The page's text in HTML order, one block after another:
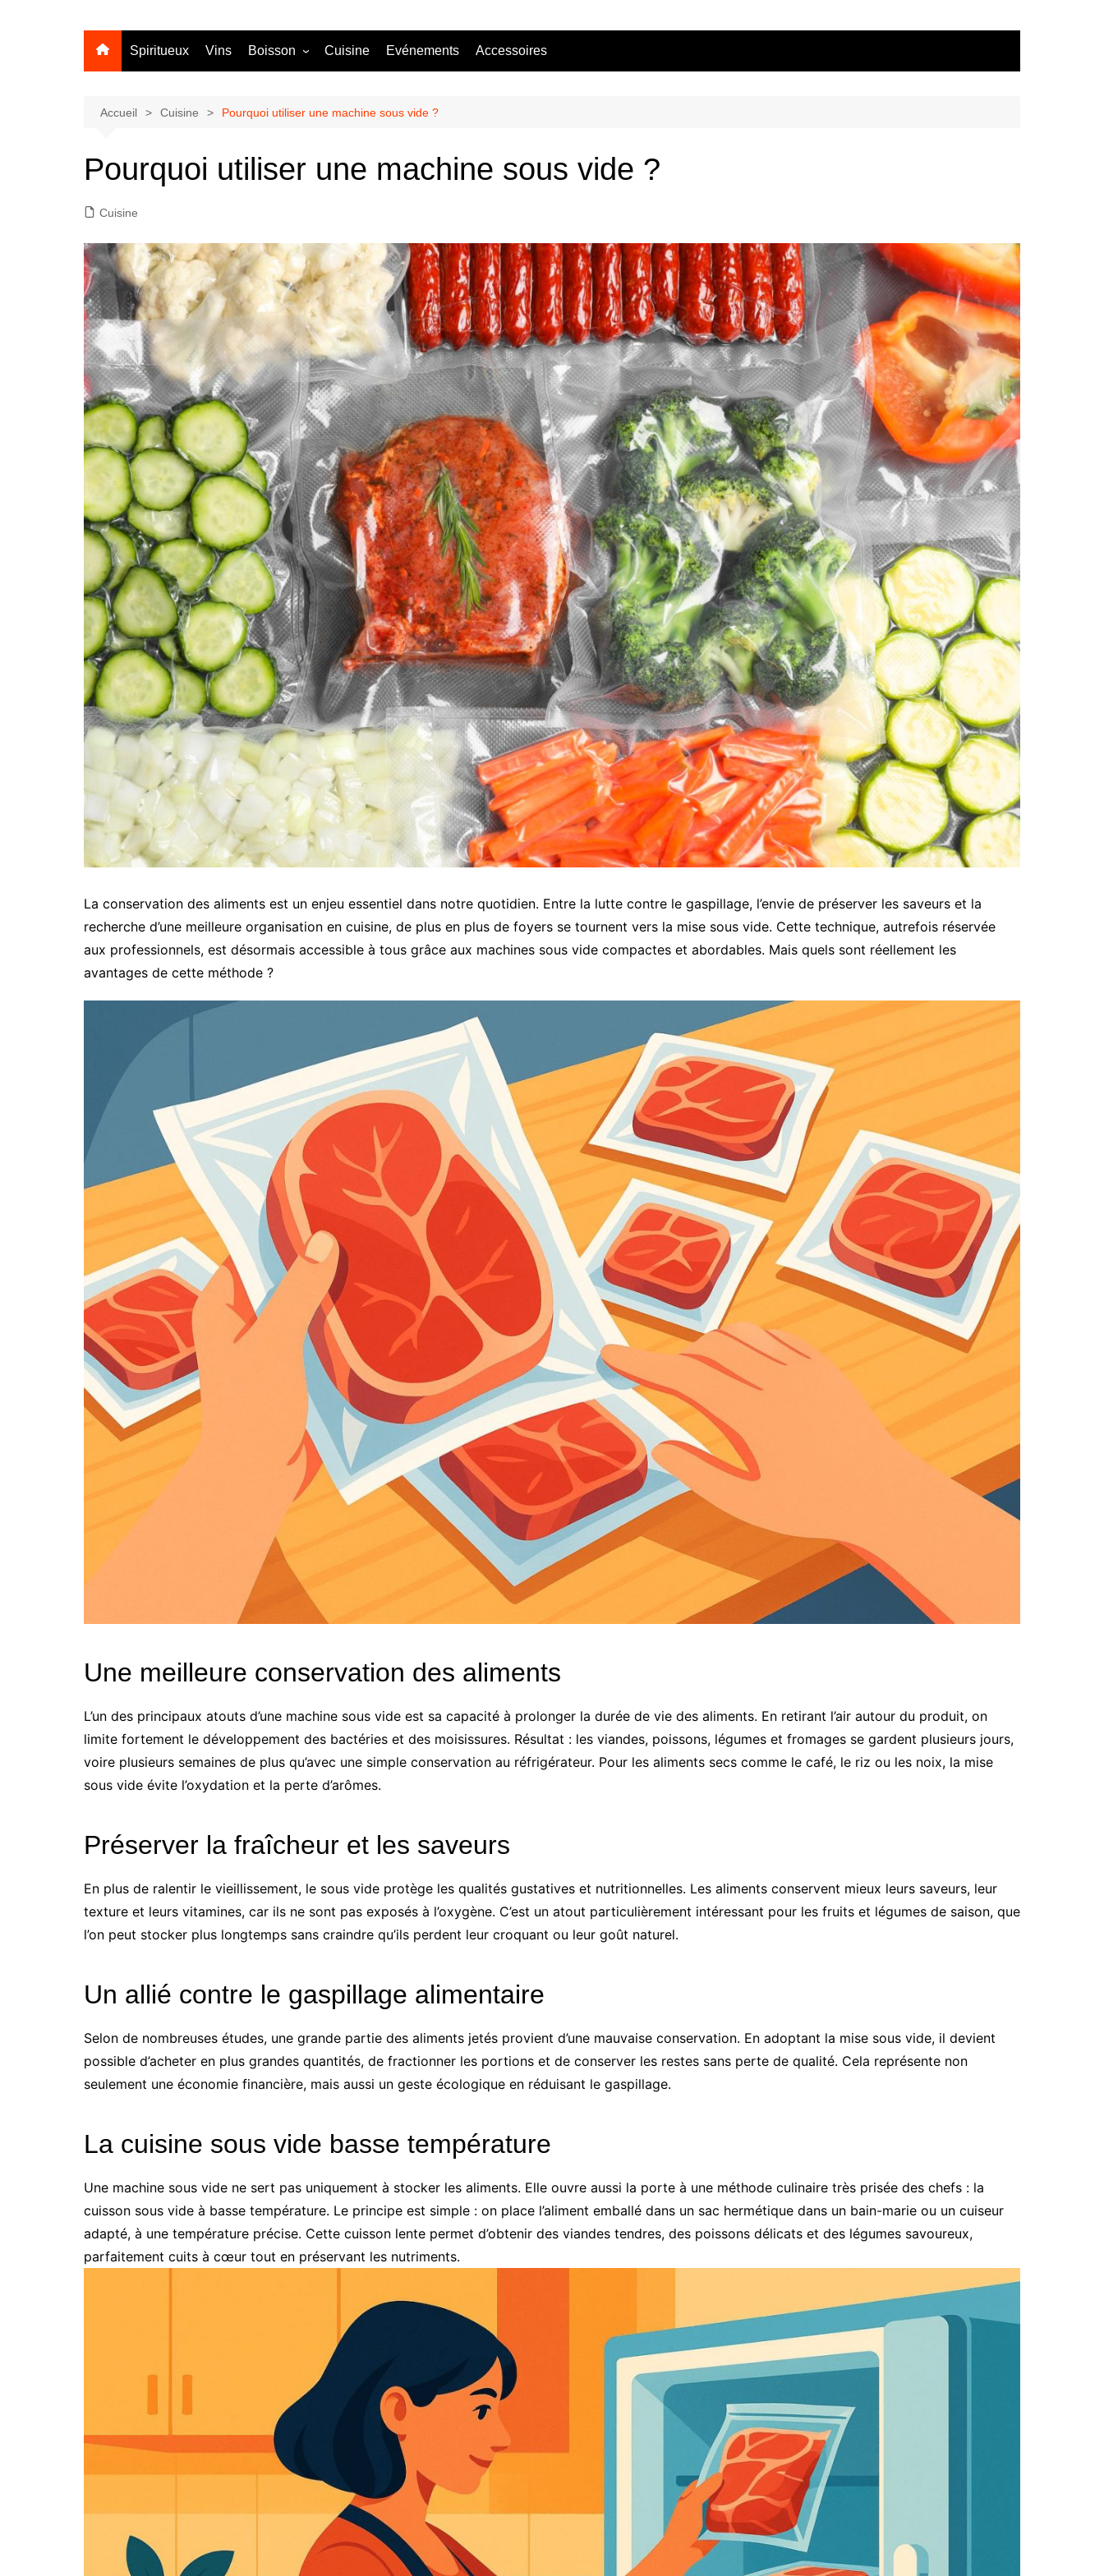
Spiritueux Vins Boisson
Mocktail
Cocktail
Cuisine Evénements Accessoires
Accueil Cuisine Pourquoi utiliser une machine sous vide ?
Pourquoi utiliser une machine sous vide ?
Cuisine
La conservation des aliments est un enjeu essentiel dans notre quotidien. Entre la lutte contre le gaspillage, l’envie de préserver les saveurs et la
recherche d’une meilleure organisation en cuisine, de plus en plus de foyers se tournent vers la mise sous vide. Cette technique, autrefois réservée
aux professionnels, est désormais accessible à tous grâce aux machines sous vide compactes et abordables. Mais quels sont réellement les
avantages de cette méthode ?
Une meilleure conservation des aliments
L’un des principaux atouts d’une machine sous vide est sa capacité à prolonger la durée de vie des aliments. En retirant l’air autour du produit, on
limite fortement le développement des bactéries et des moisissures. Résultat : les viandes, poissons, légumes et fromages se gardent plusieurs jours,
voire plusieurs semaines de plus qu’avec une simple conservation au réfrigérateur. Pour les aliments secs comme le café, le riz ou les noix, la mise
sous vide évite l’oxydation et la perte d’arômes.
Préserver la fraîcheur et les saveurs
En plus de ralentir le vieillissement, le sous vide protège les qualités gustatives et nutritionnelles. Les aliments conservent mieux leurs saveurs, leur
texture et leurs vitamines, car ils ne sont pas exposés à l’oxygène. C’est un atout particulièrement intéressant pour les fruits et légumes de saison, que
l’on peut stocker plus longtemps sans craindre qu’ils perdent leur croquant ou leur goût naturel.
Un allié contre le gaspillage alimentaire
Selon de nombreuses études, une grande partie des aliments jetés provient d’une mauvaise conservation. En adoptant la mise sous vide, il devient
possible d’acheter en plus grandes quantités, de fractionner les portions et de conserver les restes sans perte de qualité. Cela représente non
seulement une économie financière, mais aussi un geste écologique en réduisant le gaspillage.
La cuisine sous vide basse température
Une machine sous vide ne sert pas uniquement à stocker les aliments. Elle ouvre aussi la porte à une méthode culinaire très prisée des chefs : la
cuisson sous vide à basse température. Le principe est simple : on place l’aliment emballé dans un sac hermétique dans un bain-marie ou un cuiseur
adapté, à une température précise. Cette cuisson lente permet d’obtenir des viandes tendres, des poissons délicats et des légumes savoureux,
parfaitement cuits à cœur tout en préservant les nutriments.